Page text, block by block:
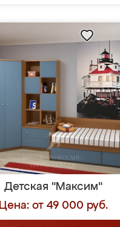
Детская "Максим"
Цена: от 49 000 руб.